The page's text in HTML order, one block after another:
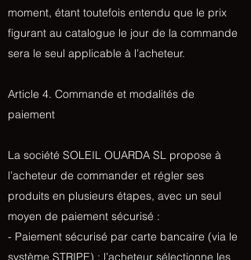
moment, étant toutefois entendu que le prix
figurant au catalogue le jour de la commande
sera le seul applicable à l’acheteur.
Article 4. Commande et modalités de
paiement
La société SOLEIL OUARDA SL propose à
l’acheteur de commander et régler ses
produits en plusieurs étapes, avec un seul
moyen de paiement sécurisé :
- Paiement sécurisé par carte bancaire (via le
système STRIPE) : l’acheteur sélectionne les